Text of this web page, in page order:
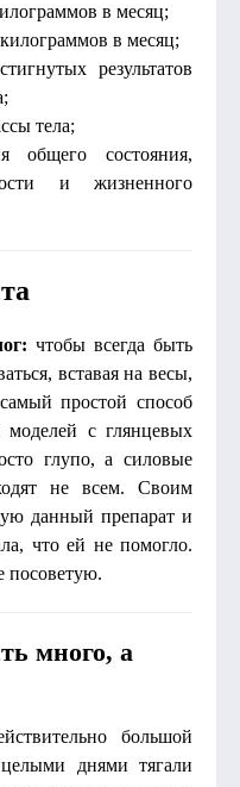
в месяц;
в месяц;
результатов
тела;
общего состояния,
и жизненного
чтобы всегда быть
вставая на весы,
простой способ
с глянцевых
глупо, а силовые
не всем. Своим
данный препарат и
что ей не помогло.
посоветую.
много, а
большой
днями тягали